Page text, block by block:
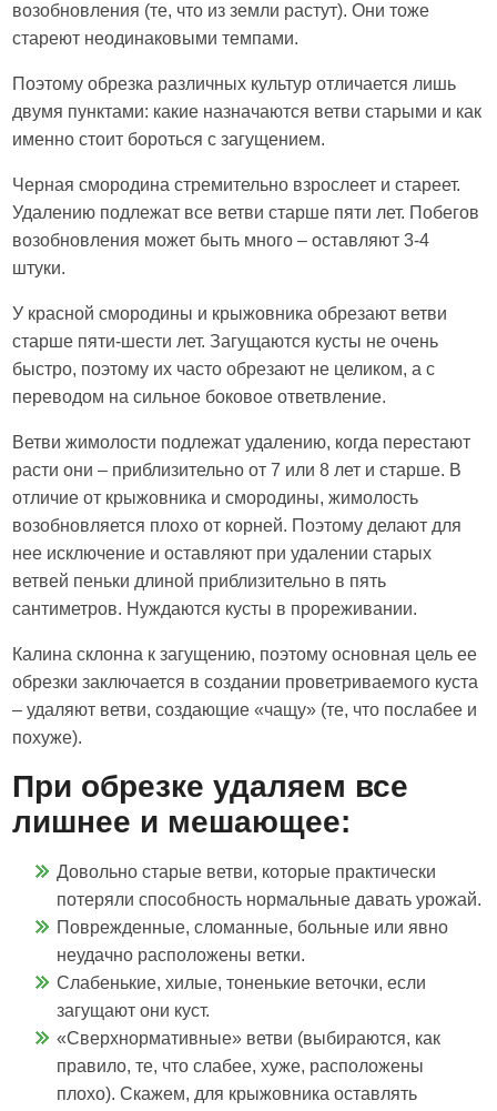
возобновления (те, что из земли растут). Они тоже
стареют неодинаковыми темпами.
Поэтому обрезка различных культур отличается лишь
двумя пунктами: какие назначаются ветви старыми и как
именно стоит бороться с загущением.
Черная смородина стремительно взрослеет и стареет.
Удалению подлежат все ветви старше пяти лет. Побегов
возобновления может быть много – оставляют 3-4
штуки.
У красной смородины и крыжовника обрезают ветви
старше пяти-шести лет. Загущаются кусты не очень
быстро, поэтому их часто обрезают не целиком, а с
переводом на сильное боковое ответвление.
Ветви жимолости подлежат удалению, когда перестают
расти они – приблизительно от 7 или 8 лет и старше. В
отличие от крыжовника и смородины, жимолость
возобновляется плохо от корней. Поэтому делают для
нее исключение и оставляют при удалении старых
ветвей пеньки длиной приблизительно в пять
сантиметров. Нуждаются кусты в прореживании.
Калина склонна к загущению, поэтому основная цель ее
обрезки заключается в создании проветриваемого куста
– удаляют ветви, создающие «чащу» (те, что послабее и
похуже).
При обрезке удаляем все
лишнее и мешающее:
Довольно старые ветви, которые практически
потеряли способность нормальные давать урожай.
Поврежденные, сломанные, больные или явно
неудачно расположены ветки.
Слабенькие, хилые, тоненькие веточки, если
загущают они куст.
«Сверхнормативные» ветви (выбираются, как
правило, те, что слабее, хуже, расположены
плохо). Скажем, для крыжовника оставлять